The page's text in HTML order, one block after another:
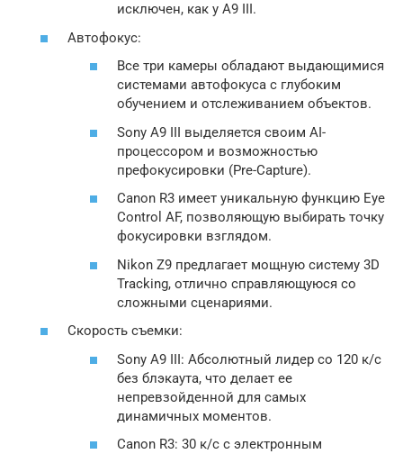
исключен, как у A9 III.
Автофокус:
Все три камеры обладают выдающимися
системами автофокуса с глубоким
обучением и отслеживанием объектов.
Sony A9 III выделяется своим AI-
процессором и возможностью
префокусировки (Pre-Capture).
Canon R3 имеет уникальную функцию Eye
Control AF, позволяющую выбирать точку
фокусировки взглядом.
Nikon Z9 предлагает мощную систему 3D
Tracking, отлично справляющуюся со
сложными сценариями.
Скорость съемки:
Sony A9 III: Абсолютный лидер со 120 к/с
без блэкаута, что делает ее
непревзойденной для самых
динамичных моментов.
Canon R3: 30 к/с с электронным